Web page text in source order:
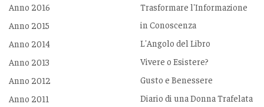
Anno 2016
Anno 2015
Anno 2014
Anno 2013
Anno 2012
Anno 2011
Trasformare l'Informazione
in Conoscenza
L'Angolo del Libro
Vivere o Esistere?
Gusto e Benessere
Diario di una Donna Trafelata